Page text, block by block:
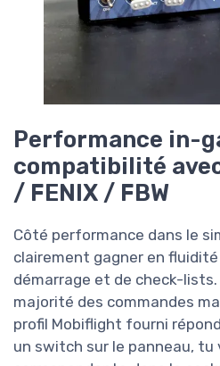
Performance in-
compatibilité
/ FENIX / FBW
Côté performance dans le
clairement gagner en
démarrage et de check-lists.
majorité des commandes
profil Mobiflight fourni
un switch sur le panneau, tu